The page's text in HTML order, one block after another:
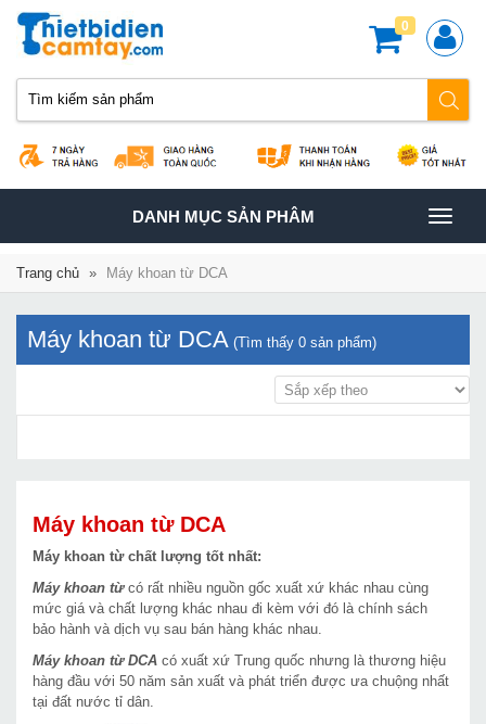
0
TOGGLE
NAVIGATION
DANH MỤC SẢN PHÂM
Trang chủ » Máy khoan từ DCA
Máy khoan từ DCA (Tìm thấy 0 sản phẩm)
Máy khoan từ DCA
Máy khoan từ chất lượng tốt nhất:
Máy khoan từ có rất nhiều nguồn gốc xuất xứ khác nhau cùng
mức giá và chất lượng khác nhau đi kèm với đó là chính sách
bảo hành và dịch vụ sau bán hàng khác nhau.
Máy khoan từ DCA có xuất xứ Trung quốc nhưng là thương hiệu
hàng đầu với 50 năm sản xuất và phát triển được ưa chuộng nhất
tại đất nước tỉ dân.